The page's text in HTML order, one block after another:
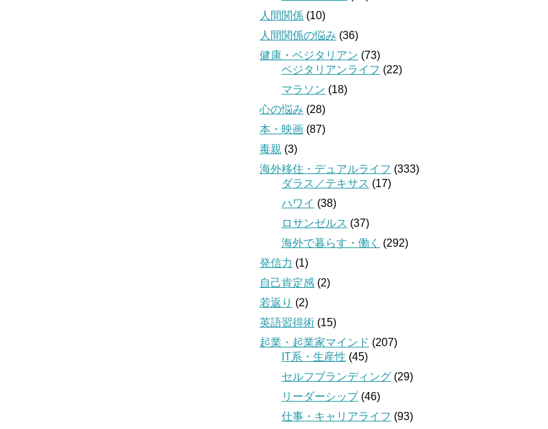
人間関係 (10)
人間関係の悩み (36)
健康・ベジタリアン (73)
ベジタリアンライフ (22)
マラソン (18)
心の悩み (28)
本・映画 (87)
毒親 (3)
海外移住・デュアルライフ (333)
ダラス／テキサス (17)
ハワイ (38)
ロサンゼルス (37)
海外で暮らす・働く
(292)
発信力 (1)
自己肯定感 (2)
若返り (2)
英語習得術 (15)
起業・起業家マインド (207)
IT系・生産性 (45)
セルフブランディング (29)
リーダーシップ(46)
仕事・キャリアライフ (93)